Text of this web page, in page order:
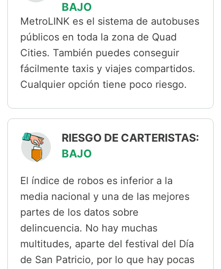
BAJO
MetroLINK es el sistema de autobuses
públicos en toda la zona de Quad
Cities. También puedes conseguir
fácilmente taxis y viajes compartidos.
Cualquier opción tiene poco riesgo.
RIESGO DE CARTERISTAS:
BAJO
El índice de robos es inferior a la
media nacional y una de las mejores
partes de los datos sobre
delincuencia. No hay muchas
multitudes, aparte del festival del Día
de San Patricio, por lo que hay pocas